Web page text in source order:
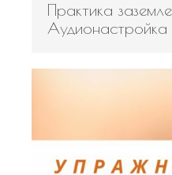
Практика
Аудионастройка